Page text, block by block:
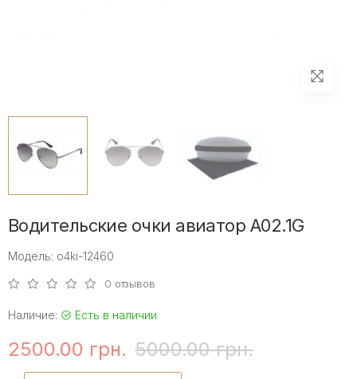
Водительские очки авиатор A02.1G
Модель: o4ki-12460
0 отзывов
Наличие: Есть в наличии
2500.00 грн. 5000.00 грн.